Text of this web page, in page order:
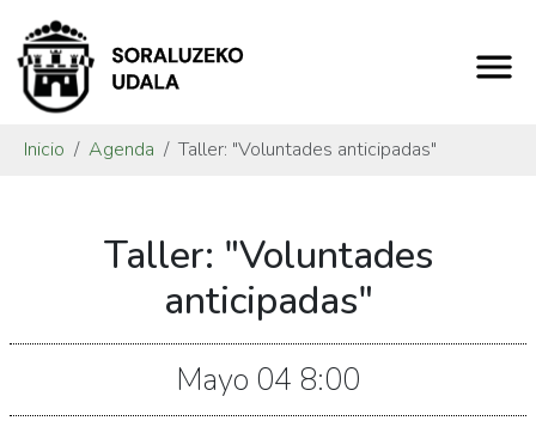
Inicio Agenda Taller: "Voluntades anticipadas"
voluntades-
"Voluntades
2026-
Taller: "Voluntades
anticipadas"
Mayo 04 8:00